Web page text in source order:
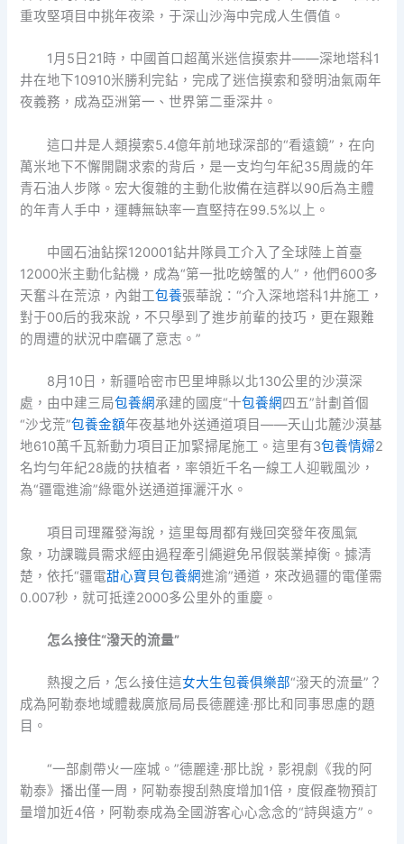
重攻堅項目中挑年夜梁，于深山沙海中完成人生價值。
1月5日21時，中國首口超萬米迷信摸索井——深地塔科1
井在地下10910米勝利完鉆，完成了迷信摸索和發明油氣兩年
夜義務，成為亞洲第一、世界第二垂深井。
這口井是人類摸索5.4億年前地球深部的“看遠鏡”，在向
萬米地下不懈開闢求索的背后，是一支均勻年紀35周歲的年
青石油人步隊。宏大復雜的主動化妝備在這群以90后為主體
的年青人手中，運轉無缺率一直堅持在99.5%以上。
中國石油鉆探120001鉆井隊員工介入了全球陸上首臺
12000米主動化鉆機，成為“第一批吃螃蟹的人”，他們600多
天奮斗在荒涼，內鉗工包養張華說：“介入深地塔科1井施工，
對于00后的我來說，不只學到了進步前輩的技巧，更在艱難
的周遭的狀況中磨礪了意志。”
8月10日，新疆哈密市巴里坤縣以北130公里的沙漠深
處，由中建三局包養網承建的國度“十包養網 四五”計劃首個
“沙戈荒”包養金額年夜基地外送通道項目——天山北麓沙漠基
地610萬千瓦新動力項目正加緊掃尾施工。這里有3包養情婦2
名均勻年紀28歲的扶植者，率領近千名一線工人迎戰風沙，
為“疆電進渝”綠電外送通道揮灑汗水。
項目司理羅發海說，這里每周都有幾回突發年夜風氣
象，功課職員需求經由過程牽引繩避免吊假裝業掉衡。據清
楚，依托“疆電甜心寶貝包養網進渝”通道，來改過疆的電僅需
0.007秒，就可抵達2000多公里外的重慶。
怎么接住“潑天的流量”
熱搜之后，怎么接住這女大生包養俱樂部“潑天的流量”？
成為阿勒泰地域體裁廣旅局局長德麗達·那比和同事思慮的題
目。
“一部劇帶火一座城。”德麗達·那比說，影視劇《我的阿
勒泰》播出僅一周，阿勒泰搜刮熱度增加1倍，度假產物預訂
量增加近4倍，阿勒泰成為全國游客心心念念的“詩與遠方”。